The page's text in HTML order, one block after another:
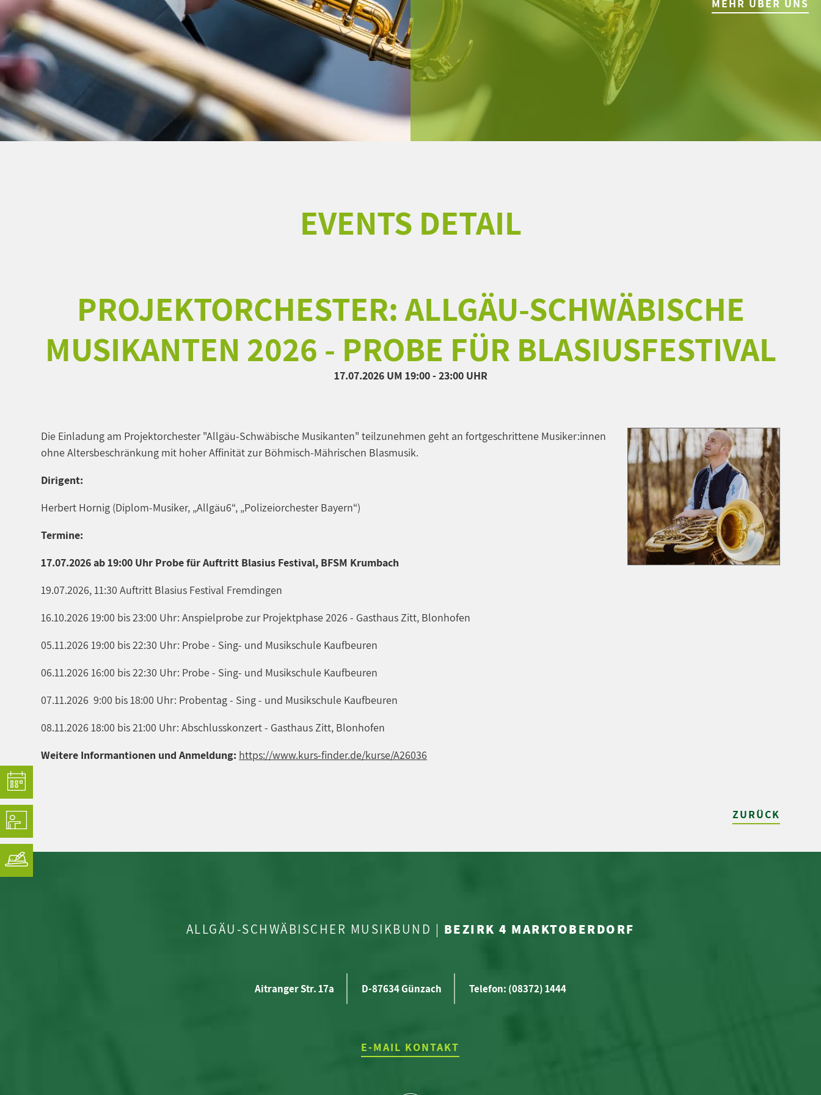
MEHR ÜBER UNS
EVENTS DETAIL
PROJEKTORCHESTER: ALLGÄU-SCHWÄBISCHE
MUSIKANTEN 2026 - PROBE FÜR BLASIUSFESTIVAL
17.07.2026 UM 19:00 - 23:00 UHR
Die Einladung am Projektorchester "Allgäu-Schwäbische Musikanten" teilzunehmen geht an fortgeschrittene Musiker:innen
ohne Altersbeschränkung mit hoher Affinität zur Böhmisch-Mährischen Blasmusik.
Dirigent:
Herbert Hornig (Diplom-Musiker, „Allgäu6“, „Polizeiorchester Bayern“)
Termine:
17.07.2026 ab 19:00 Uhr Probe für Auftritt Blasius Festival, BFSM Krumbach
19.07.2026, 11:30 Auftritt Blasius Festival Fremdingen
16.10.2026 19:00 bis 23:00 Uhr: Anspielprobe zur Projektphase 2026 - Gasthaus Zitt, Blonhofen
05.11.2026 19:00 bis 22:30 Uhr: Probe - Sing- und Musikschule Kaufbeuren
06.11.2026 16:00 bis 22:30 Uhr: Probe - Sing- und Musikschule Kaufbeuren
07.11.2026 9:00 bis 18:00 Uhr: Probentag - Sing - und Musikschule Kaufbeuren
08.11.2026 18:00 bis 21:00 Uhr: Abschlusskonzert - Gasthaus Zitt, Blonhofen
Weitere Informantionen und Anmeldung: https://www.kurs-finder.de/kurse/A26036
ZURÜCK
ALLGÄU-SCHWÄBISCHER MUSIKBUND | BEZIRK 4 MARKTOBERDORF
Aitranger Str. 17a D-87634 Günzach Telefon: (08372) 1444
E-MAIL KONTAKT